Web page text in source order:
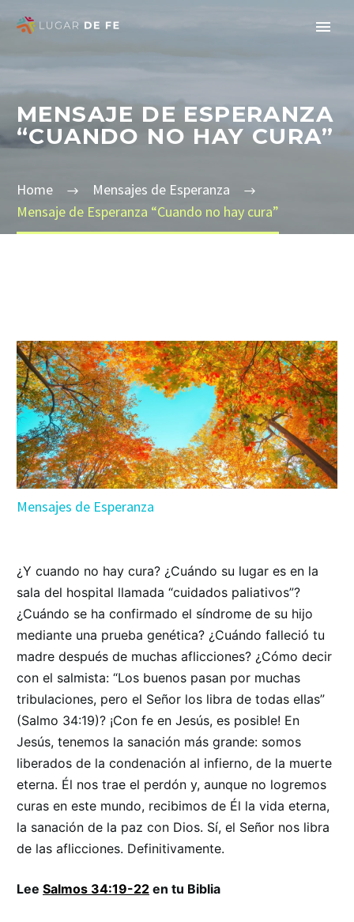
MENSAJE DE ESPERANZA
“CUANDO NO HAY CURA”
Home
Mensajes de Esperanza
Mensaje de Esperanza “Cuando no hay cura”
Mensajes de Esperanza
¿Y cuando no hay cura? ¿Cuándo su lugar es en la
sala del hospital llamada “cuidados paliativos”?
¿Cuándo se ha confirmado el síndrome de su hijo
mediante una prueba genética? ¿Cuándo falleció tu
madre después de muchas aflicciones? ¿Cómo decir
con el salmista: “Los buenos pasan por muchas
tribulaciones, pero el Señor los libra de todas ellas”
(Salmo 34:19)? ¡Con fe en Jesús, es posible! En
Jesús, tenemos la sanación más grande: somos
liberados de la condenación al infierno, de la muerte
eterna. Él nos trae el perdón y, aunque no logremos
curas en este mundo, recibimos de Él la vida eterna,
la sanación de la paz con Dios. Sí, el Señor nos libra
de las aflicciones. Definitivamente.
Lee Salmos 34:19-22 en tu Biblia